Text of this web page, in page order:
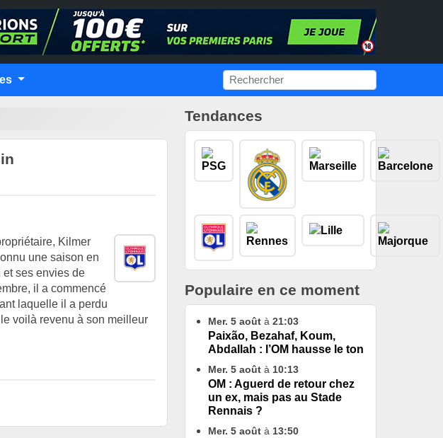
Kilmer
une saison en
et ses envies de
il a commencé
laquelle il a perdu
voilà revenu à son meilleur
Tendances
Populaire en ce moment
Mer. 5 août à 21:03
Paixão, Bezahaf, Koum,
Abdallah : l’OM hausse le ton
Mer. 5 août à 10:13
OM : Aguerd de retour chez
un ex, mais pas au Stade
Rennais ?
Mer. 5 août à 13:50